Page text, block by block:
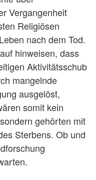
Vergangenheit
Religiösen
nach dem Tod.
hinweisen, dass
Aktivitätsschub
mangelnde
ausgelöst,
somit kein
gehörten mit
Sterbens. Ob und